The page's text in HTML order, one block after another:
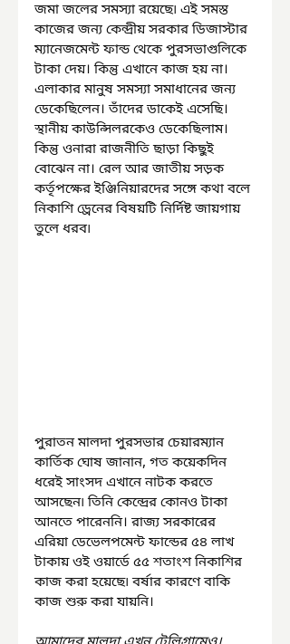
জমা জলের সমস্যা রয়েছে৷ এই সমস্ত
কাজের জন্য কেন্দ্রীয় সরকার ডিজাস্টার
ম্যানেজমেন্ট ফান্ড থেকে পুরসভাগুলিকে
টাকা দেয়। কিন্তু এখানে কাজ হয় না।
এলাকার মানুষ সমস্যা সমাধানের জন্য
ডেকেছিলেন। তাঁদের ডাকেই এসেছি।
স্থানীয় কাউন্সিলরকেও ডেকেছিলাম।
কিন্তু ওনারা রাজনীতি ছাড়া কিছুই
বোঝেন না। রেল আর জাতীয় সড়ক
কর্তৃপক্ষের ইঞ্জিনিয়ারদের সঙ্গে কথা বলে
নিকাশি ড্রেনের বিষয়টি নির্দিষ্ট জায়গায়
তুলে ধরব৷
পুরাতন মালদা পুরসভার চেয়ারম্যান
কার্তিক ঘোষ জানান, গত কয়েকদিন
ধরেই সাংসদ এখানে নাটক করতে
আসছেন৷ তিনি কেন্দ্রের কোনও টাকা
আনতে পারেননি। রাজ্য সরকারের
এরিয়া ডেভেলপমেন্ট ফান্ডের ৫৪ লাখ
টাকায় ওই ওয়ার্ডে ৫৫ শতাংশ নিকাশির
কাজ করা হয়েছে৷ বর্ষার কারণে বাকি
কাজ শুরু করা যায়নি।